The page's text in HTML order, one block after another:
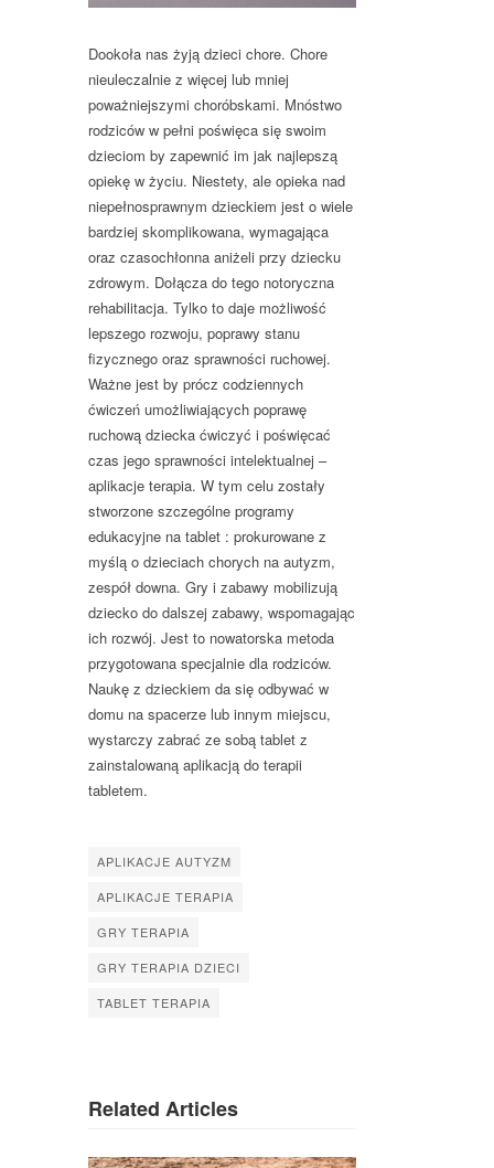
Dookoła nas żyją dzieci chore. Chore
nieuleczalnie z więcej lub mniej
poważniejszymi choróbskami. Mnóstwo
rodziców w pełni poświęca się swoim
dzieciom by zapewnić im jak najlepszą
opiekę w życiu. Niestety, ale opieka nad
niepełnosprawnym dzieckiem jest o wiele
bardziej skomplikowana, wymagająca
oraz czasochłonna aniżeli przy dziecku
zdrowym. Dołącza do tego notoryczna
rehabilitacja. Tylko to daje możliwość
lepszego rozwoju, poprawy stanu
fizycznego oraz sprawności ruchowej.
Ważne jest by prócz codziennych
ćwiczeń umożliwiających poprawę
ruchową dziecka ćwiczyć i poświęcać
czas jego sprawności intelektualnej –
aplikacje terapia. W tym celu zostały
stworzone szczególne programy
edukacyjne na tablet : prokurowane z
myślą o dzieciach chorych na autyzm,
zespół downa. Gry i zabawy mobilizują
dziecko do dalszej zabawy, wspomagając
ich rozwój. Jest to nowatorska metoda
przygotowana specjalnie dla rodziców.
Naukę z dzieckiem da się odbywać w
domu na spacerze lub innym miejscu,
wystarczy zabrać ze sobą tablet z
zainstalowaną aplikacją do terapii
tabletem.
APLIKACJE AUTYZM
APLIKACJE TERAPIA
GRY TERAPIA
GRY TERAPIA DZIECI
TABLET TERAPIA
Related Articles